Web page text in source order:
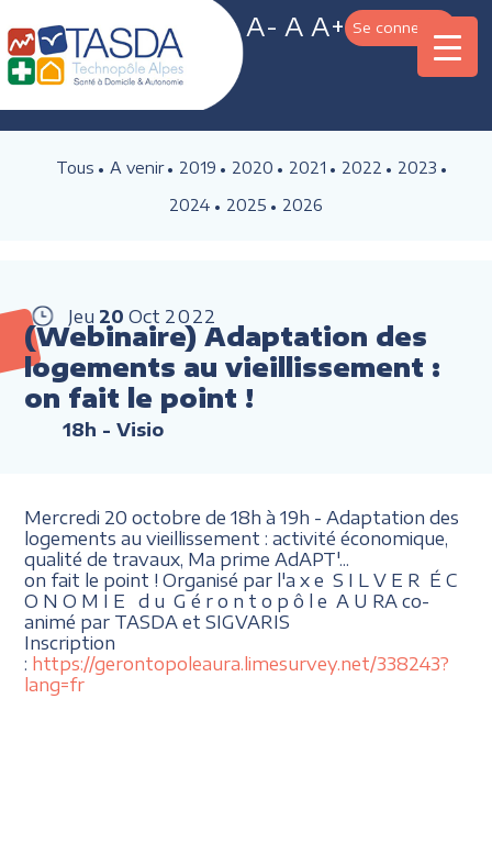
A- A A+ Se connecter
Tous A venir 2019 2020 2021 2022
2023
2024
2025 2026
Jeu 20 Oct 2022
(Webinaire) Adaptation des
logements au vieillissement :
on fait le point !
18h - Visio
Mercredi 20 octobre de 18h à 19h - Adaptation des
logements au vieillissement :activité économique,
qualité de travaux, Ma prime AdAPT'...
on fait le point ! Organisé par l'a x e S I L V E R É C
O N O M I E
d uG é r o n t o p ô l e A U RA co-
animé par TASDA et SIGVARIS
Inscription
: https://gerontopoleaura.limesurvey.net/338243?
lang=fr